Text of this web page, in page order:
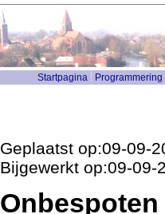
Startpagina Programmering
Geplaatst op:09-09-
Bijgewerkt op:09-09-